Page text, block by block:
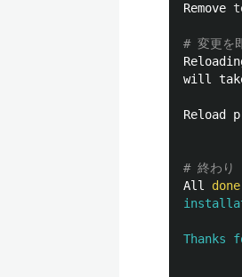
Remove
# 変更を
will
Reload
# 終わり
All done
Thanks